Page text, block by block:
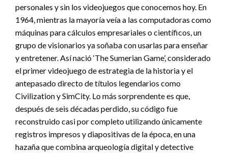
personales y sin los videojuegos que conocemos hoy. En
1964, mientras la mayoría veía a las computadoras como
máquinas para cálculos empresariales o científicos, un
grupo de visionarios ya soñaba con usarlas para enseñar
y entretener. Así nació ‘The Sumerian Game’, considerado
el primer videojuego de estrategia de la historia y el
antepasado directo de títulos legendarios como
Civilization y SimCity. Lo más sorprendente es que,
después de seis décadas perdido, su código fue
reconstruido casi por completo utilizando únicamente
registros impresos y diapositivas de la época, en una
hazaña que combina arqueología digital y detective